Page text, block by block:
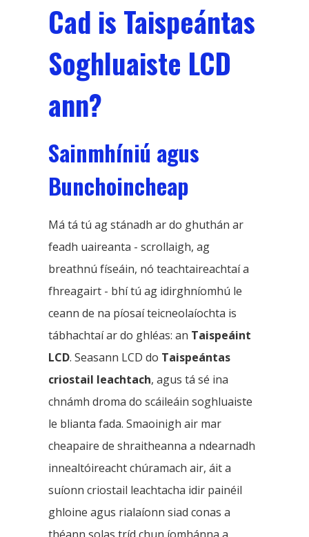
Cad is Taispeántas
Soghluaiste LCD
ann?
Sainmhíniú agus
Bunchoincheap
Má tá tú ag stánadh ar do ghuthán ar
feadh uaireanta - scrollaigh, ag
breathnú físeáin, nó teachtaireachtaí a
fhreagairt - bhí tú ag idirghníomhú le
ceann de na píosaí teicneolaíochta is
tábhachtaí ar do ghléas: an Taispeáint
LCD. Seasann LCD do Taispeántas
criostail leachtach, agus tá sé ina
chnámh droma do scáileáin soghluaiste
le blianta fada. Smaoinigh air mar
cheapaire de shraitheanna a ndearnadh
innealtóireacht chúramach air, áit a
suíonn criostail leachtacha idir painéil
ghloine agus rialaíonn siad conas a